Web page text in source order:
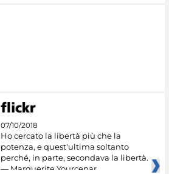
07/10/2018
Ho cercato la libertà più che la
potenza, e quest'ultima soltanto
perché, in parte, secondava la libertà.
— Marguerite Yourcenar